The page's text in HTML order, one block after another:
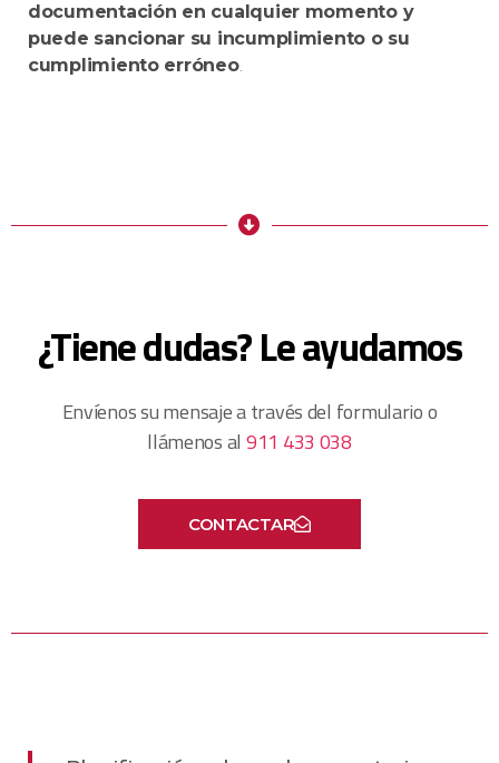
documentación en cualquier momento y
puede sancionar su incumplimiento o su
cumplimiento erróneo.
¿Tiene dudas? Le ayudamos
Envíenos su mensaje a través del formulario o
llámenos al 911 433 038
CONTACTAR